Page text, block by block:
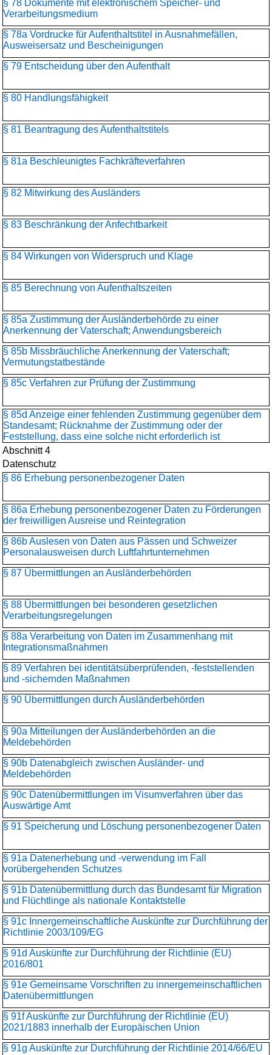
§ 78 Dokumente mit elektronischem Speicher- und
Verarbeitungsmedium
§ 78a Vordrucke für Aufenthaltstitel in Ausnahmefällen,
Ausweisersatz und Bescheinigungen
§ 79 Entscheidung über den Aufenthalt
§ 80 Handlungsfähigkeit
§ 81 Beantragung des Aufenthaltstitels
§ 81a Beschleunigtes Fachkräfteverfahren
§ 82 Mitwirkung des Ausländers
§ 83 Beschränkung der Anfechtbarkeit
§ 84 Wirkungen von Widerspruch und Klage
§ 85 Berechnung von Aufenthaltszeiten
§ 85a Zustimmung der Ausländerbehörde zu einer
Anerkennung der Vaterschaft; Anwendungsbereich
§ 85b Missbräuchliche Anerkennung der Vaterschaft;
Vermutungstatbestände
§ 85c Verfahren zur Prüfung der Zustimmung
§ 85d Anzeige einer fehlenden Zustimmung gegenüber dem
Standesamt; Rücknahme der Zustimmung oder der
Feststellung, dass eine solche nicht erforderlich ist
Abschnitt 4
Datenschutz
§ 86 Erhebung personenbezogener Daten
§ 86a Erhebung personenbezogener Daten zu Förderungen
der freiwilligen Ausreise und Reintegration
§ 86b Auslesen von Daten aus Pässen und Schweizer
Personalausweisen durch Luftfahrtunternehmen
§ 87 Übermittlungen an Ausländerbehörden
§ 88 Übermittlungen bei besonderen gesetzlichen
Verarbeitungsregelungen
§ 88a Verarbeitung von Daten im Zusammenhang mit
Integrationsmaßnahmen
§ 89 Verfahren bei identitätsüberprüfenden, -feststellenden
und -sichernden Maßnahmen
§ 90 Übermittlungen durch Ausländerbehörden
§ 90a Mitteilungen der Ausländerbehörden an die
Meldebehörden
§ 90b Datenabgleich zwischen Ausländer- und
Meldebehörden
§ 90c Datenübermittlungen im Visumverfahren über das
Auswärtige Amt
§ 91 Speicherung und Löschung personenbezogener Daten
§ 91a Datenerhebung und -verwendung im Fall
vorübergehenden Schutzes
§ 91b Datenübermittlung durch das Bundesamt für Migration
und Flüchtlinge als nationale Kontaktstelle
§ 91c Innergemeinschaftliche Auskünfte zur Durchführung der
Richtlinie 2003/109/EG
§ 91d Auskünfte zur Durchführung der Richtlinie (EU)
2016/801
§ 91e Gemeinsame Vorschriften zu innergemeinschaftlichen
Datenübermittlungen
§ 91f Auskünfte zur Durchführung der Richtlinie (EU)
2021/1883 innerhalb der Europäischen Union
§ 91g Auskünfte zur Durchführung der Richtlinie 2014/66/EU